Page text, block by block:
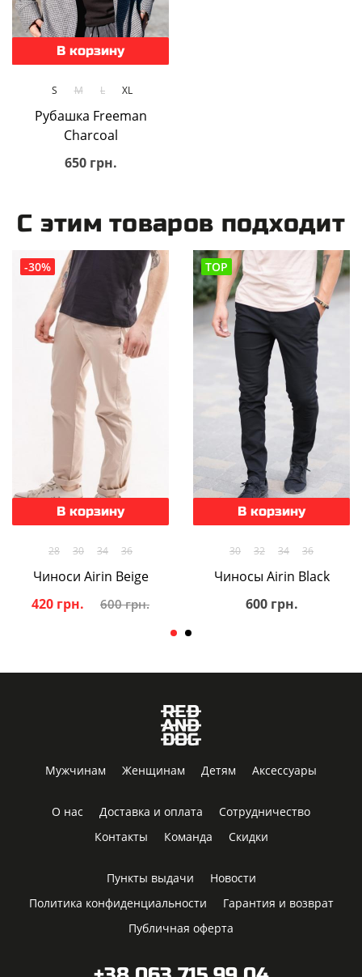
В корзину
S M L XL
Рубашка Freeman
Charcoal
650 грн.
С этим товаров подходит
-30%
В корзину
28 30 34 36
Чиноси Airin Beige
420 грн.
600 грн.
TOP
В корзину
30 32 34 36
Чиносы Airin Black
600 грн.
Мужчинам Женщинам Детям Аксессуары
О нас Доставка и оплата
Сотрудничество
Контакты
Команда Скидки
Пункты выдачи
Новости
Политика конфиденциальности
Гарантия и возврат
Публичная оферта